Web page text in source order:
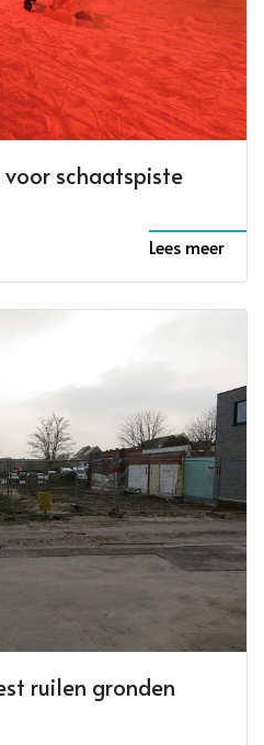
schaatspiste
Lees meer
ruilen gronden